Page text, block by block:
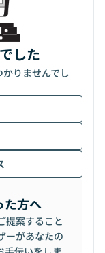
した
りませんでし
た方へ
提案すること
ーがあなたの